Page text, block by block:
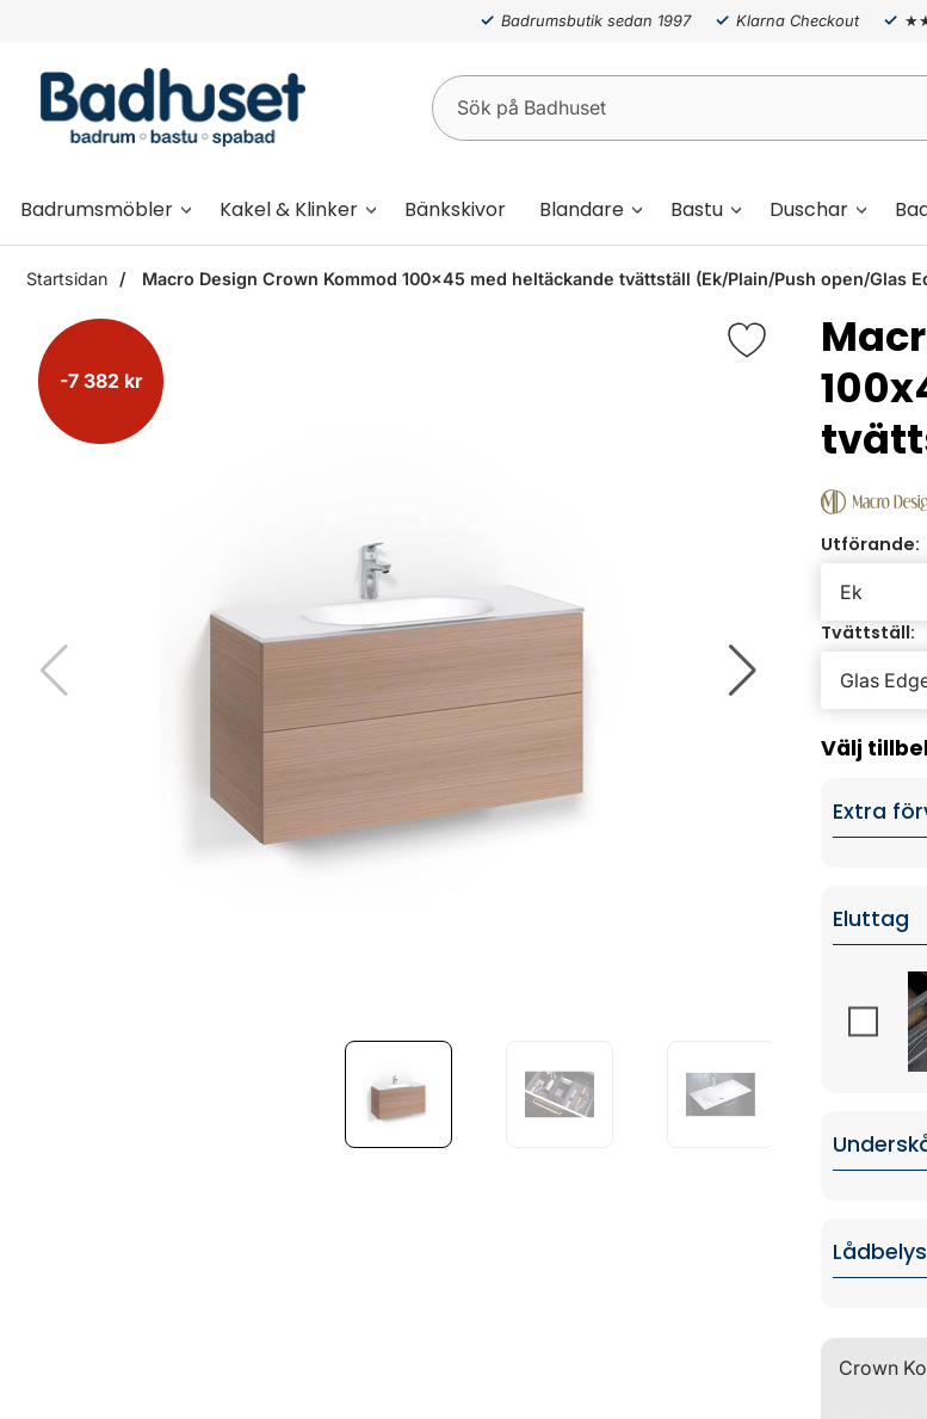
Badrumsbutik sedan 1997 Klarna Checkout
Badrumsmöbler Kakel & Klinker Bänkskivor Blandare Bastu Duschar
Startsidan Macro Design Crown Kommod 100x45 med heltäckande tvättställ (Ek/Plain/Push open/Glas
-7 382 kr
Utförande:
Tvättställ:
Välj
Extra
Eluttag
Crown